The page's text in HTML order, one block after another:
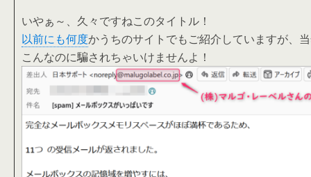
いやぁ～、久々ですねこのタイトル！
以前にも何度かうちのサイトでもご紹介していますが、
こんなのに騙されちゃいけませんよ！